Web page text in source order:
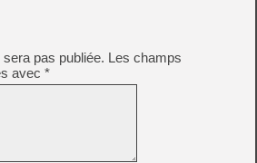
pas publiée. Les champs
avec *